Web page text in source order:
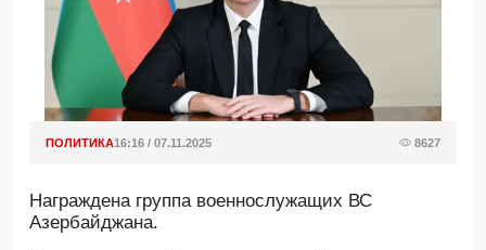
ПОЛИТИКА16:16 / 07.11.2025 8627
Награждена группа военнослужащих ВС
Азербайджана.